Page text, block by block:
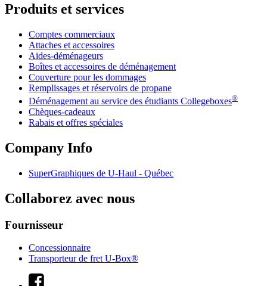
Produits et services
Comptes commerciaux
Attaches et accessoires
Aides-déménageurs
Boîtes et accessoires de déménagement
Couverture pour les dommages
Remplissages et réservoirs de propane
Déménagement au service des étudiants Collegeboxes®
Chèques-cadeaux
Rabais et offres spéciales
Company Info
SuperGraphiques de U-Haul - Québec
Collaborez avec nous
Fournisseur
Concessionnaire
Transporteur de fret U-Box®